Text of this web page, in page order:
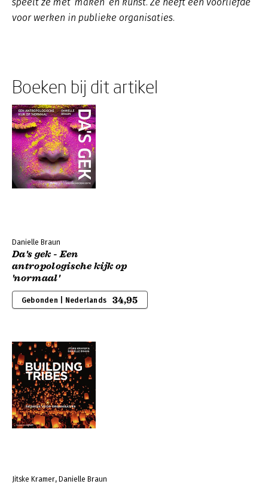
voor werken in publieke organisaties.
Boeken bij dit artikel
Danielle Braun
Da's gek - Een
antropologische kijk op
'normaal'
Gebonden | Nederlands 34,95
Jitske Kramer, Danielle Braun